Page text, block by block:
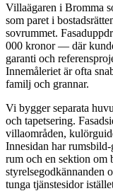
Villaägaren i Bromma
som paret i
sovrummet.
000 kronor — där
garanti och
Innemåleriet är ofta
familj och grannar.
Vi bygger separata
och tapetsering.
villaområden,
Innesidan har
rum och en sektion om
styrelsegodkännanden
tunga tjänstesidor